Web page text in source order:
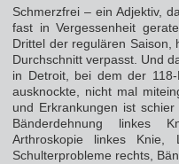
Schmerzfrei – ein Adjektiv,
fast in Vergessenheit
Drittel der regulären
Durchschnitt verpasst. Und
in Detroit, bei dem der
ausknockte, nicht mal
und Erkrankungen ist
Bänderdehnung linkes
Arthroskopie linkes Knie,
Schulterprobleme rechts,